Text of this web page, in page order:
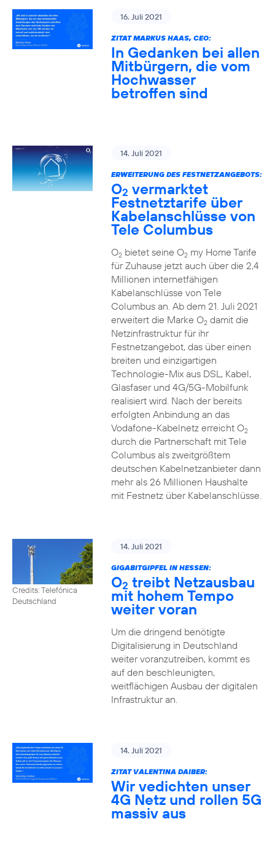
16. Juli 2021
ZITAT MARKUS HAAS, CEO:
In Gedanken bei allen
Mitbürgern, die vom
Hochwasser
betroffen sind
14. Juli 2021
ERWEITERUNG DES FESTNETZANGEBOTS:
O2 vermarktet
Festnetztarife über
Kabelanschlüsse von
Tele Columbus
O2bietet seine O2my Home Tarife
für Zuhause jetzt auch über die 2,4
Millionen internetfähigen
Kabelanschlüsse von Tele
Columbus an. Ab dem 21. Juli 2021
erweitert die Marke O2damit die
Netzinfrastruktur für ihr
Festnetzangebot, das über einen
breiten und einzigartigen
Technologie-Mix aus DSL, Kabel,
Glasfaser und 4G/5G-Mobilfunk
realisiert wird. Nach der bereits
erfolgten Anbindung an das
Vodafone-Kabelnetz erreicht O2
durch die Partnerschaft mit Tele
Columbus als zweitgrößtem
deutschen Kabelnetzanbieter dann
mehr als 26 Millionen Haushalte
mit Festnetz über Kabelanschlüsse.
Credits: Telefónica
Deutschland
14. Juli 2021
GIGABITGIPFEL IN HESSEN:
O2 treibt Netzausbau
mit hohem Tempo
weiter voran
Um die dringend benötigte
Digitalisierung in Deutschland
weiter voranzutreiben, kommt es
auf den beschleunigten,
weitflächigen Ausbau der digitalen
Infrastruktur an.
14. Juli 2021
ZITAT VALENTINA DAIBER:
Wir vedichten unser
4G Netz und rollen 5G
massiv aus